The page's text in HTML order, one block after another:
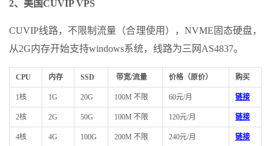
2、美国CUVIP VPS
CUVIP线路，不限制流量（合理使用），NVME固态硬盘，
从2G内存开始支持windows系统，线路为三网AS4837。
CPU 内存 SSD 带宽/流量 价格（原价） 购买
1核 1G 20G 100M 不限 60元/月 链接
2核 2G 50G 100M 不限 120元/月 链接
4核 4G 100G 200M 不限 240元/月 链接